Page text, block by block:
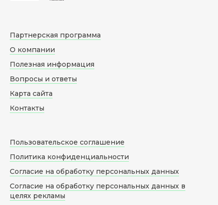
Партнерская программа
О компании
Полезная информация
Вопросы и ответы
Карта сайта
Контакты
Пользовательское соглашение
Политика конфиденциальности
Согласие на обработку персональных данных
Согласие на обработку персональных данных в
целях рекламы